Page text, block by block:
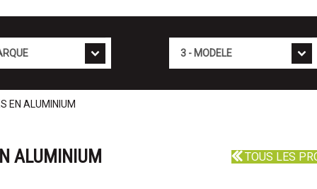
EN ALUMINIUM
TOUS LES
ALUMINIUM